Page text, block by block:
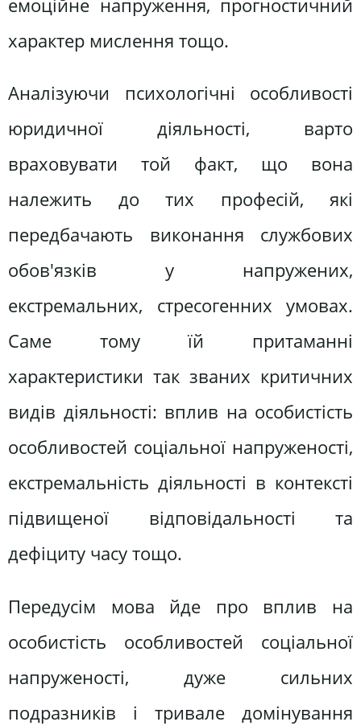
емоційне напруження, прогностичний
характер мислення тощо.
Аналізуючи психологічні особливості
юридичної діяльності, варто
враховувати той факт, що вона
належить до тих професій, які
передбачають виконання службових
обов'язків у напружених,
екстремальних, стресогенних умовах.
Саме тому їй притаманні
характеристики так званих критичних
видів діяльності: вплив на особистість
особливостей соціальної напруженості,
екстремальність діяльності в контексті
підвищеної відповідальності та
дефіциту часу тощо.
Передусім мова йде про вплив на
особистість особливостей соціальної
напруженості, дуже сильних
подразників і тривале домінування